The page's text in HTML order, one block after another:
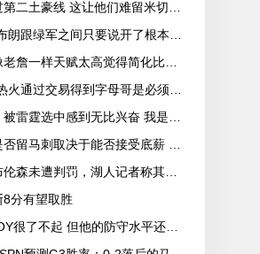
分有望取胜